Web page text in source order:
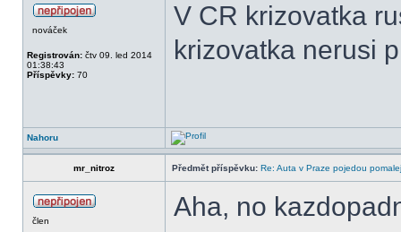
nováček
Registrován: čtv 09. led 2014
01:38:43
Příspěvky: 70
V CR krizovatka
krizovatka nerusi
Nahoru
mr_nitroz Předmět příspěvku: Re: Auta v Praze pojedou
člen Aha, no